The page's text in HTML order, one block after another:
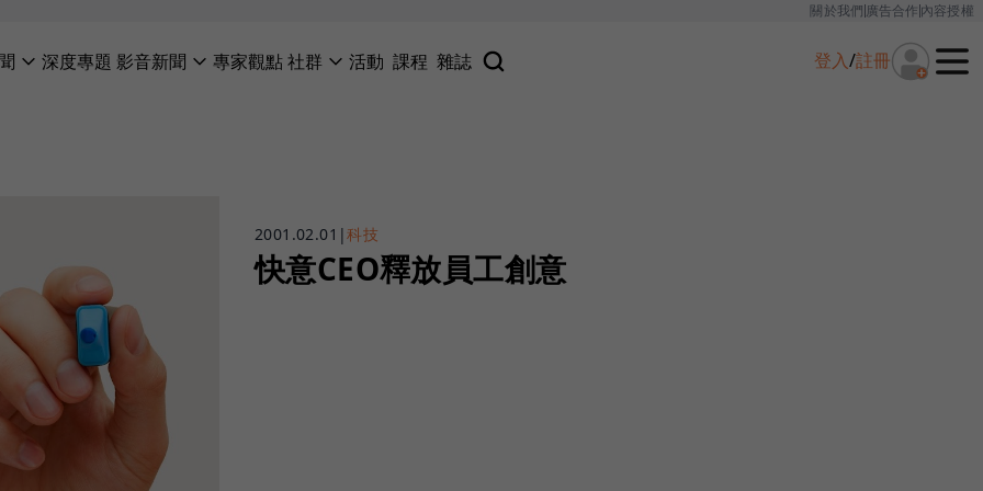
關於我們廣告合作內容授權
深度專題 影音新聞 專家觀點社群 活動 課程 雜誌 登入/註冊
2001.02.01 |科技
快意CEO釋放員工創意